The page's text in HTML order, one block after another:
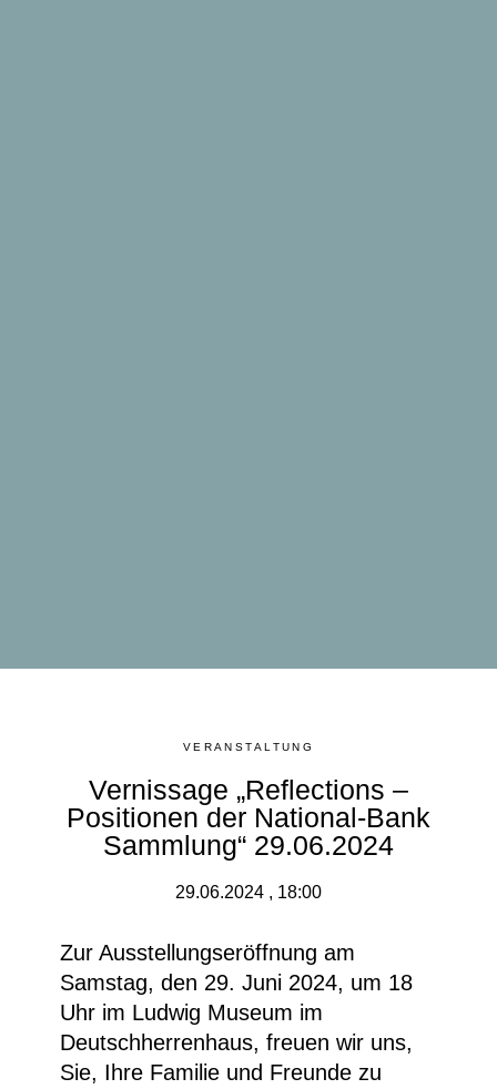
VERANSTALTUNG
Vernissage „Reflections –
Positionen der National-Bank
Sammlung“ 29.06.2024
29.06.2024 , 18:00
Zur Ausstellungseröffnung am
Samstag, den 29. Juni 2024, um 18
Uhr im Ludwig Museum im
Deutschherrenhaus, freuen wir uns,
Sie, Ihre Familie und Freunde zu